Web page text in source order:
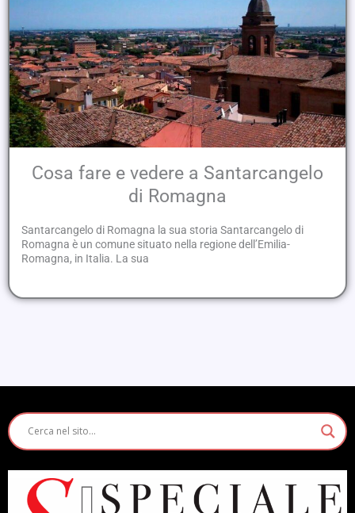
Cosa fare e vedere a Santarcangelo
di Romagna
Santarcangelo di Romagna la sua storia Santarcangelo di
Romagna è un comune situato nella regione dell’Emilia-
Romagna, in Italia. La sua